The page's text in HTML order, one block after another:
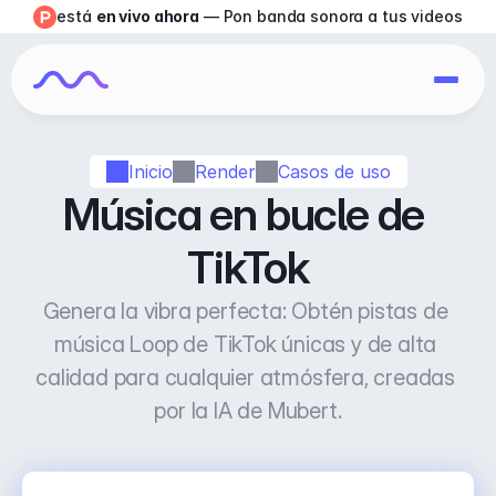
Inicio Render Casos de uso
Música en bucle de
TikTok
Genera la vibra perfecta: Obtén pistas de
música Loop de TikTok únicas y de alta
calidad para cualquier atmósfera, creadas
por la IA de Mubert.
está en vivo ahora — Pon banda sonora a tus videos